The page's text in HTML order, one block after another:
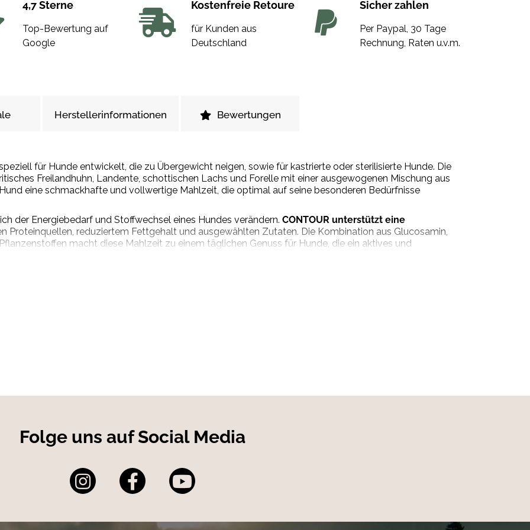
4,7 Sterne
Top-Bewertung auf
Google
Kostenfreie Retoure
für Kunden aus
Deutschland
Sicher zahlen
Per Paypal, 30 Tage
Rechnung, Raten u.v.m.
Herstellerinformationen Bewertungen
für Hunde entwickelt, die zu Übergewicht neigen, sowie für kastrierte oder sterilisierte Hunde. Die
Freilandhuhn, Landente, schottischen Lachs und Forelle mit einer ausgewogenen Mischung aus
eine schmackhafte und vollwertige Mahlzeit, die optimal auf seine besonderen Bedürfnisse
der Energiebedarf und Stoffwechsel eines Hundes verändern. CONTOUR unterstützt eine
Proteinquellen, reduziertem Fettgehalt und ausgewählten Zutaten. Die Kombination aus Glucosamin,
macht diese Mahlzeit zu einem täglichen Genuss für Hunde, die ein aktives und
oder sterilisierte Hunde.
Folge uns auf Social Media